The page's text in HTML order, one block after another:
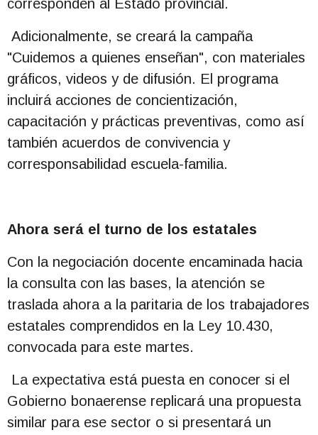
corresponden al Estado provincial.
Adicionalmente, se creará la campaña
"Cuidemos a quienes enseñan", con materiales
gráficos, videos y de difusión. El programa
incluirá acciones de concientización,
capacitación y prácticas preventivas, como así
también acuerdos de convivencia y
corresponsabilidad escuela-familia.
Ahora será el turno de los estatales
Con la negociación docente encaminada hacia
la consulta con las bases, la atención se
traslada ahora a la paritaria de los trabajadores
estatales comprendidos en la Ley 10.430,
convocada para este martes.
La expectativa está puesta en conocer si el
Gobierno bonaerense replicará una propuesta
similar para ese sector o si presentará un